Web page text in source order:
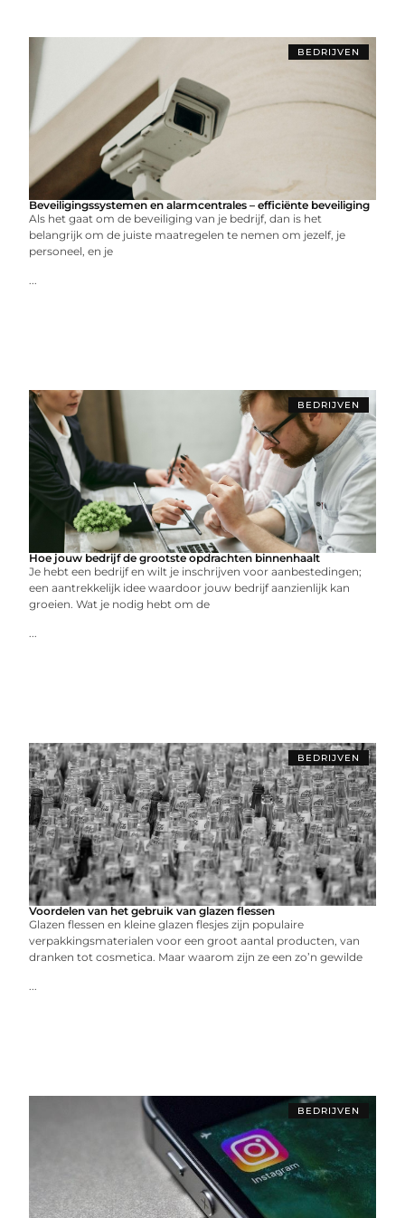
BEDRIJVEN
Beveiligingssystemen en alarmcentrales – efficiënte beveiliging
Als het gaat om de beveiliging van je bedrijf, dan is het
belangrijk om de juiste maatregelen te nemen om jezelf, je
personeel, en je
...
BEDRIJVEN
Hoe jouw bedrijf de grootste opdrachten binnenhaalt
Je hebt een bedrijf en wilt je inschrijven voor aanbestedingen;
een aantrekkelijk idee waardoor jouw bedrijf aanzienlijk kan
groeien. Wat je nodig hebt om de
...
BEDRIJVEN
Voordelen van het gebruik van glazen flessen
Glazen flessen en kleine glazen flesjes zijn populaire
verpakkingsmaterialen voor een groot aantal producten, van
dranken tot cosmetica. Maar waarom zijn ze een zo’n gewilde
...
BEDRIJVEN